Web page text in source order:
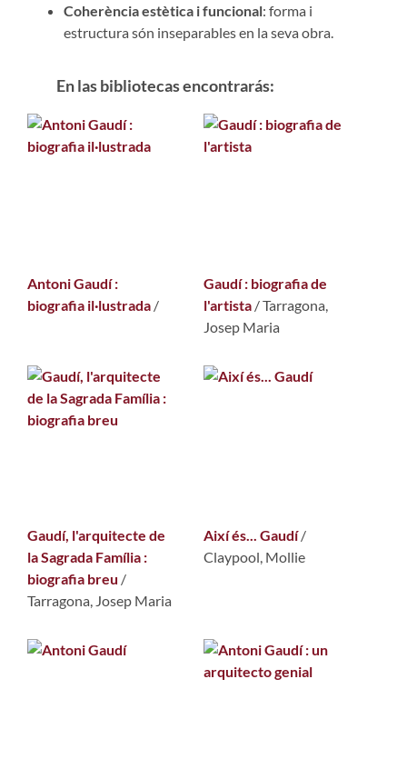
Coherència estètica i funcional: forma i
estructura són inseparables en la seva obra.
En las bibliotecas encontrarás:
Antoni Gaudí :
biografia il·lustrada /
Gaudí : biografia de
l'artista /Tarragona,
Josep Maria
Gaudí, l'arquitecte de
la Sagrada Família :
biografia breu /
Tarragona, Josep Maria
Així és... Gaudí/
Claypool, Mollie